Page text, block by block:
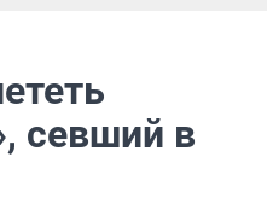
севший в